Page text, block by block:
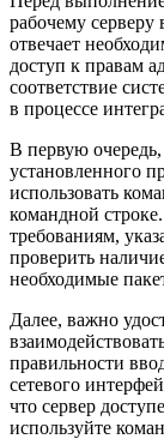
рабочему
отвечает
доступ к правам
соответствие
в процессе
В первую
установленного
использовать
командной
требованиям,
проверить
необходимые
Далее, важно
правильности
сетевого
что сервер
используйте